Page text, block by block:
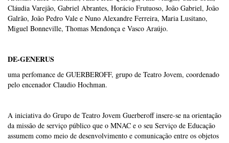
Cláudia Varejão, Gabriel Abrantes, Horácio Frutuoso, João Gabriel, João
Galrão, João Pedro Vale e Nuno Alexandre Ferreira, Maria Lusitano,
Miguel Bonneville, Thomas Mendonça e Vasco Araújo.
DE-GENERUS
uma perfomance de GUERBEROFF, grupo de Teatro Jovem, coordenado
pelo encenador Claudio Hochman.
A iniciativa do Grupo de Teatro Jovem Guerberoff insere-se na orientação
da missão de serviço público que o MNAC e o seu Serviço de Educação
assumem como meio de desenvolvimento e comunicação entre os objetos